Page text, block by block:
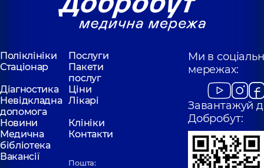
Поліклініки
Послуги
Стаціонар
Пакети
послуг
Діагностика
Ціни
Невідкладна
допомога
Лікарі
Новини
Клініки
Медична
бібліотека
Контакти
Вакансії
Пошта:
Ми в
мережах:
Завантажуй
Добробут: